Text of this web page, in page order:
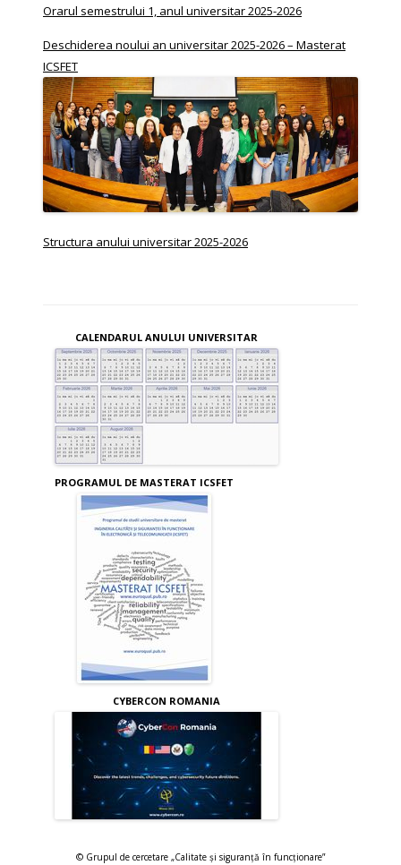
Orarul semestrului 1, anul universitar 2025-2026
Deschiderea noului an universitar 2025-2026 – Masterat
ICSFET
Structura anului universitar 2025-2026
CALENDARUL ANULUI UNIVERSITAR
PROGRAMUL DE MASTERAT ICSFET
CYBERCON ROMANIA
© Grupul de cercetare „Calitate și siguranță în funcționare”